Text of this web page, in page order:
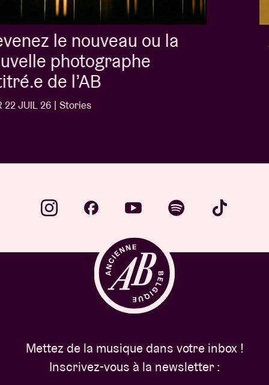
Album of the week:
'Doctrine Of Love' - Jalen
Ngonda
MER 1 JUIL 26 | Stories
Mettez de la musique dans votre inbox !
Inscrivez-vous à la newsletter :